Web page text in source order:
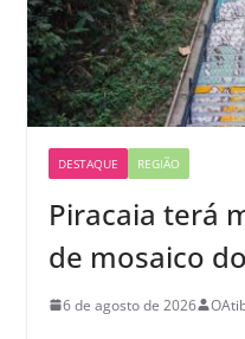
DESTAQUE REGIÃO
Piracaia terá
de mosaico
6 de agosto de 2026